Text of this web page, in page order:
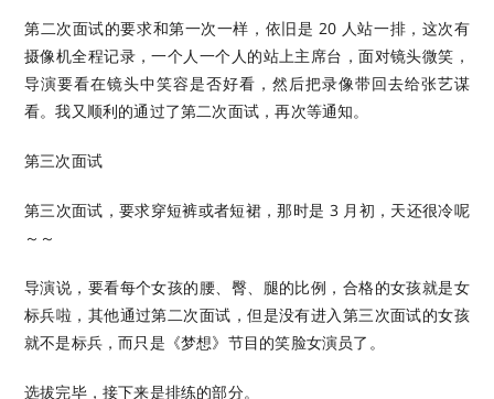
第二次面试的要求和第一次一样，依旧是 20 人站一排，这次有
摄像机全程记录，一个人一个人的站上主席台，面对镜头微笑，
导演要看在镜头中笑容是否好看，然后把录像带回去给张艺谋
看。我又顺利的通过了第二次面试，再次等通知。
第三次面试
第三次面试，要求穿短裤或者短裙，那时是 3 月初，天还很冷呢
～～
导演说，要看每个女孩的腰、臀、腿的比例，合格的女孩就是女
标兵啦，其他通过第二次面试，但是没有进入第三次面试的女孩
就不是标兵，而只是《梦想》节目的笑脸女演员了。
选拔完毕，接下来是排练的部分。